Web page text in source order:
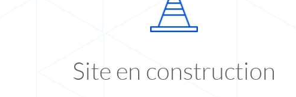
Site en construction